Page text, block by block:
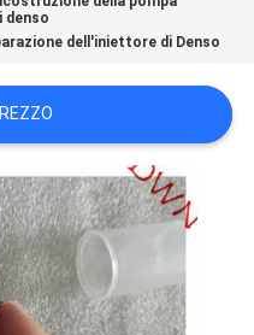
denso
dell'iniettore di Denso